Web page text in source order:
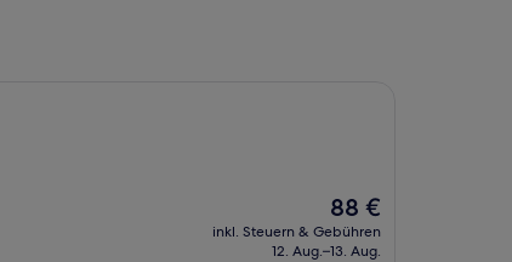
Der
Preis
beträgt
88 €
inkl. Steuern & Gebühren
12. Aug.–13. Aug.